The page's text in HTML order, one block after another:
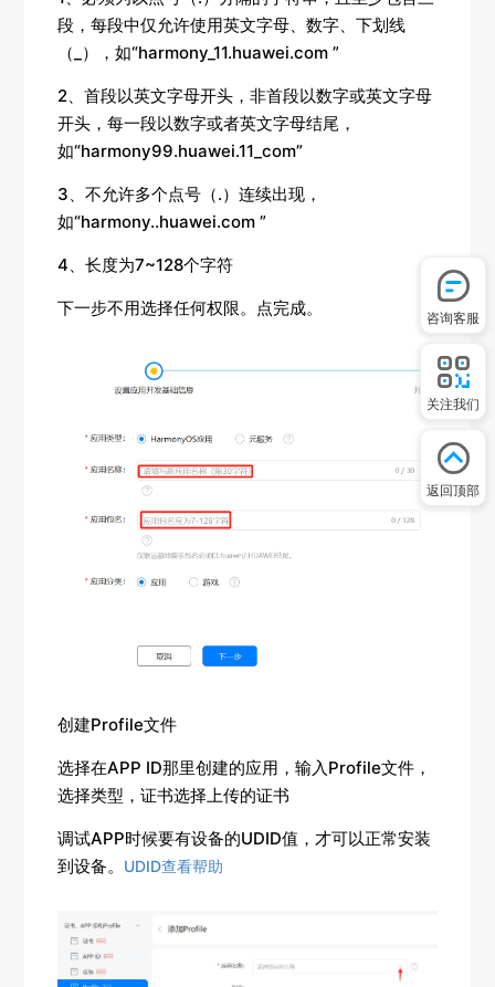
段，每段中仅允许使用英文字母、数字、下划线
（_），如“harmony_11.huawei.com ”
2、首段以英文字母开头，非首段以数字或英文字母
开头，每一段以数字或者英文字母结尾，
如“harmony99.huawei.11_com”
3、不允许多个点号（.）连续出现，
如“harmony..huawei.com ”
4、长度为7~128个字符
下一步不用选择任何权限。点完成。
创建Profile文件
选择在APP ID那里创建的应用，输入Profile文件，
选择类型，证书选择上传的证书
调试APP时候要有设备的UDID值，才可以正常安装
到设备。 UDID查看帮助
咨询客服
关注我们
返回顶部